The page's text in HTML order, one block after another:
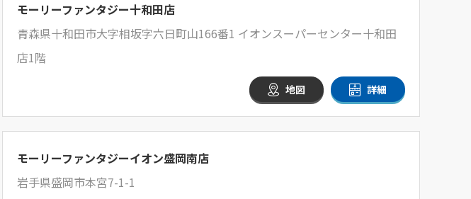
モーリーファンタジー十和田店
青森県十和田市大字相坂字六日町山166番1 イオンスーパーセンター十和田
店1階
地図 詳細
モーリーファンタジーイオン盛岡南店
岩手県盛岡市本宮7-1-1